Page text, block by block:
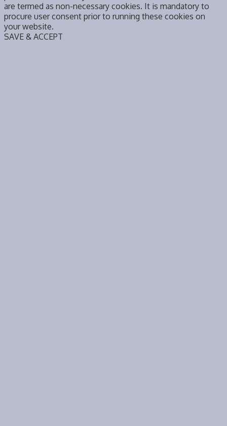
are termed as non-necessary cookies. It is mandatory to
procure user consent prior to running these cookies on
your website.
SAVE & ACCEPT